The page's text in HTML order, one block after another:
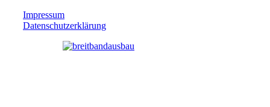
Impressum
Datenschutzerklärung